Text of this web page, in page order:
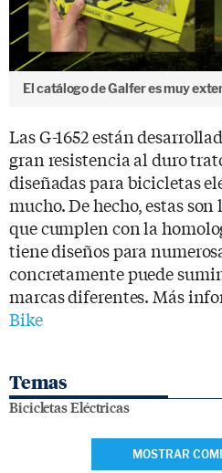
El catálogo de Galfer es muy
Las G-1652 están
gran resistencia al duro
diseñadas para bicicletas
mucho. De hecho, estas
que cumplen con la
tiene diseños para
concretamente puede
marcas diferentes. Más
Bike
Temas
Bicicletas Eléctricas
MOSTRAR